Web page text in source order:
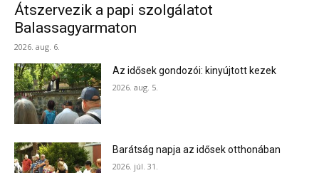
Átszervezik a papi szolgálatot
Balassagyarmaton
2026. aug. 6.
Az idősek gondozói: kinyújtott kezek
2026. aug. 5.
Barátság napja az idősek otthonában
2026. júl. 31.